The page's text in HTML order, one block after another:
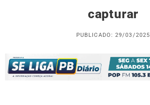
capturar
PUBLICADO: 29/03/2025